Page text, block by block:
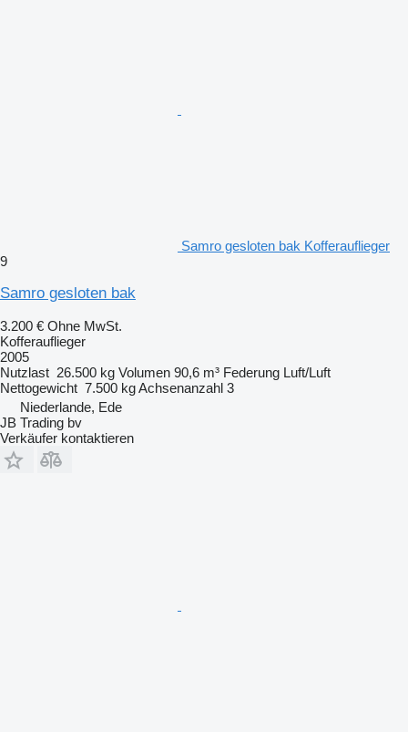
Samro gesloten bak Kofferauflieger
9
Samro gesloten bak
3.200 € Ohne MwSt.
Kofferauflieger
2005
Nutzlast 26.500 kg Volumen 90,6 m³ Federung Luft/Luft
Nettogewicht 7.500 kgAchsenanzahl 3
Niederlande, Ede
JB Trading bv
Verkäufer kontaktieren